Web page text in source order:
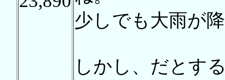
少しでも大雨が
しかし、だとす